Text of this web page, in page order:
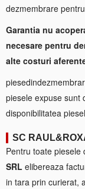
dezmembrare
Garantia nu
necesare pentru
alte costuri
piesele expuse sunt
disponibilitatea
SC
Pentru toate piesele
SRL elibereaza
in tara prin curierat,